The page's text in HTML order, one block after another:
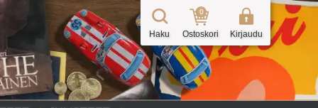
Haku
0
Ostoskori Kirjaudu